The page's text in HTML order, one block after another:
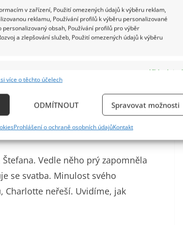
v zařízení, Použití omezených údajů k výběru reklam,
reklamu, Používání profilů k výběru personalizované
obsah, Používání profilů pro výběr
a zlepšování služeb, Použití omezených údajů k výběru
Vždy aktivní
automaticky přenášených informací.
informací.
a zjišťování podvodů a
a zobrazování reklamy a
voleb ochrany osobních údajů.
více o těchto účelech
ODMÍTNOUT Spravovat možnosti
Prohlášení o ochraně osobních údajůKontakt
to i přesto, že se bulvárem
Charlotty. Prozradila to v pořadu
Vedle něho prý zapomněla
se svatba. Minulost svého
Charlotte neřeší. Uvidíme, jak